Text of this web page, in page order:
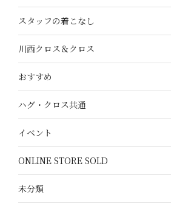
スタッフの着こなし
川西クロス＆クロス
おすすめ
ハグ・クロス共通
イベント
ONLINE STORE SOLD
未分類